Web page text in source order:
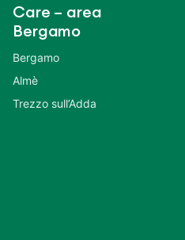
Care – area
Bergamo
Bergamo
Almè
Trezzo sull’Adda